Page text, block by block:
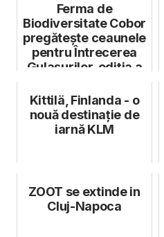
Ferma de
Biodiversitate Cobor
pregătește ceaunele
pentru Întrecerea
Gulașurilor, ediția a
Kittilä, Finlanda - o
nouă destinație de
iarnă KLM
ZOOT se extinde in
Cluj-Napoca